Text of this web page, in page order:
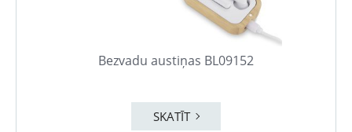
Bezvadu austiņas BL09152
SKATĪT